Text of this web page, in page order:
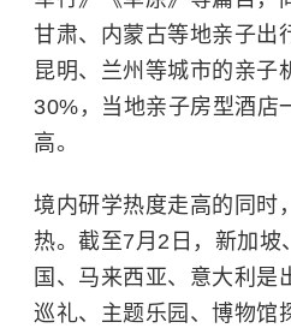
甘肃、内蒙古等地亲子出
昆明、兰州等城市的亲子
30%，当地亲子房型酒店
高。
境内研学热度走高的同时
热。截至7月2日，新加坡
国、马来西亚、意大利是
巡礼、主题乐园、博物馆